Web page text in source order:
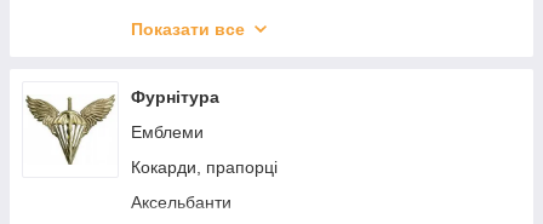
Погони МО ОЛИВА 2020
Погони КОРДУРА
Погони Поліції
Погони МТP 2020
Погони 3D
Показати все
Фурнітура
Емблеми
Кокарди, прапорці
Аксельбанти